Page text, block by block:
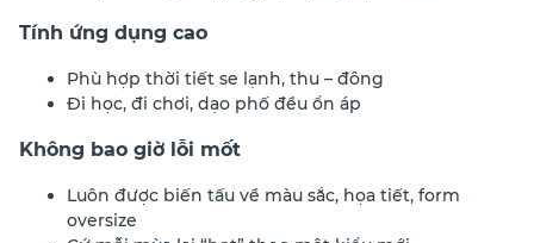
Tính ứng dụng cao
Phù hợp thời tiết se lạnh, thu – đông
Đi học, đi chơi, dạo phố đều ổn áp
Không bao giờ lỗi mốt
Luôn được biến tấu về màu sắc, họa tiết, form
oversize